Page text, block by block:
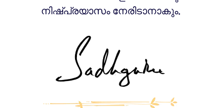
നിഷ്പ്രയാസം നേരിടാനാകും.